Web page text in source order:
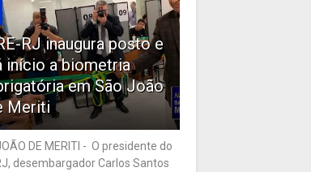
RJ inaugura posto e
início a biometria
em São João
Meriti
DE MERITI - O presidente do
desembargador Carlos Santos